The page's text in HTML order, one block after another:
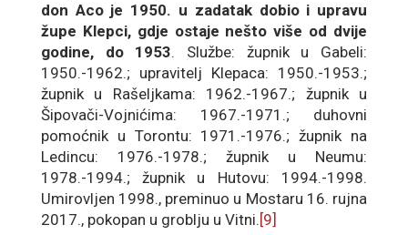
don Aco je 1950. u zadatak dobio i upravu
župe Klepci, gdje ostaje nešto više od dvije
godine, do 1953. Službe: župnik u Gabeli:
1950.-1962.; upravitelj Klepaca: 1950.-1953.;
župnik u Rašeljkama: 1962.-1967.; župnik u
Šipovači-Vojnićima: 1967.-1971.; duhovni
pomoćnik u Torontu: 1971.-1976.; župnik na
Ledincu: 1976.-1978.; župnik u Neumu:
1978.-1994.; župnik u Hutovu: 1994.-1998.
Umirovljen 1998., preminuo u Mostaru 16. rujna
2017., pokopan u groblju u Vitni. [9]